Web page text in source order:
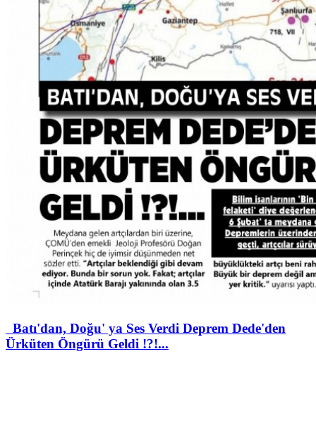
Batı'dan, Doğu' ya Ses Verdi Deprem Dede'den
Ürküten Öngürü Geldi !?!...